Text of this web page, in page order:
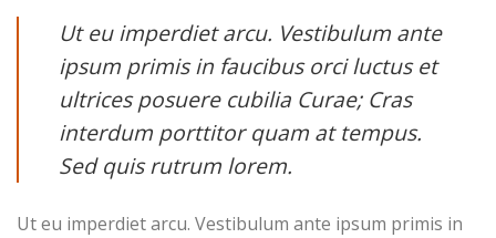
Ut eu imperdiet arcu. Vestibulum ante
ipsum primis in faucibus orci luctus et
ultrices posuere cubilia Curae; Cras
interdum porttitor quam at tempus.
Sed quis rutrum lorem.
Ut eu imperdiet arcu. Vestibulum ante ipsum primis in